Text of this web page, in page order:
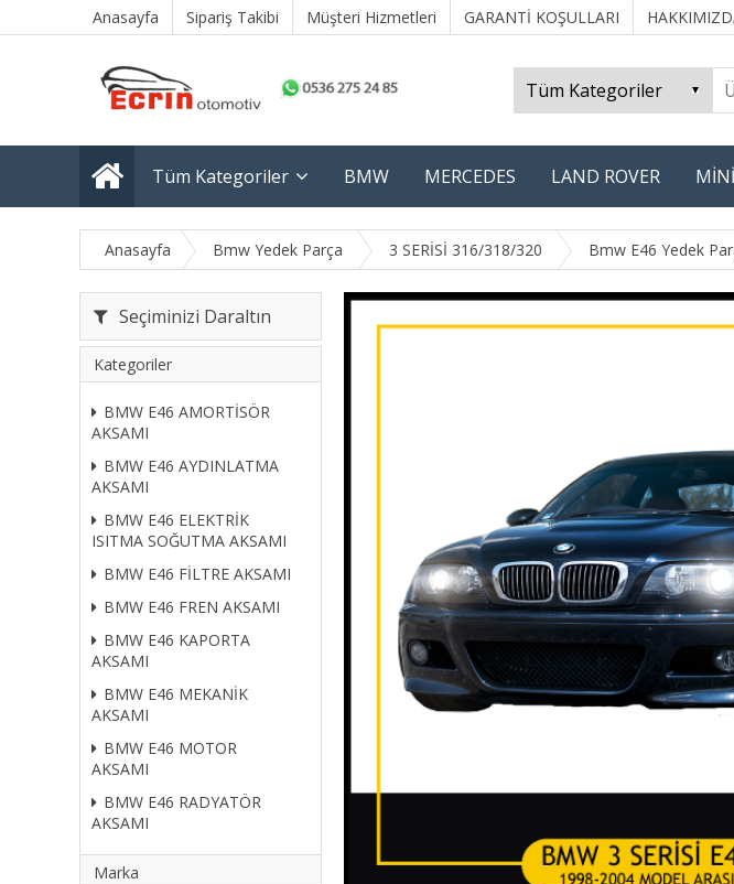
Anasayfa Sipariş Takibi Müşteri Hizmetleri GARANTİ KOŞULLARI
Tüm Kategoriler BMW MERCEDES LAND ROVER
Anasayfa Bmw Yedek Parça 3 SERİSİ 316/318/320 Bmw E46 Yedek
Seçiminizi Daraltın
Kategoriler
BMW E46 AMORTİSÖR
AKSAMI
BMW E46 AYDINLATMA
AKSAMI
BMW E46 ELEKTRİK
ISITMA SOĞUTMA AKSAMI
BMW E46 FİLTRE AKSAMI
BMW E46 FREN AKSAMI
BMW E46 KAPORTA
AKSAMI
BMW E46 MEKANİK
AKSAMI
BMW E46 MOTOR
AKSAMI
BMW E46 RADYATÖR
AKSAMI
Marka